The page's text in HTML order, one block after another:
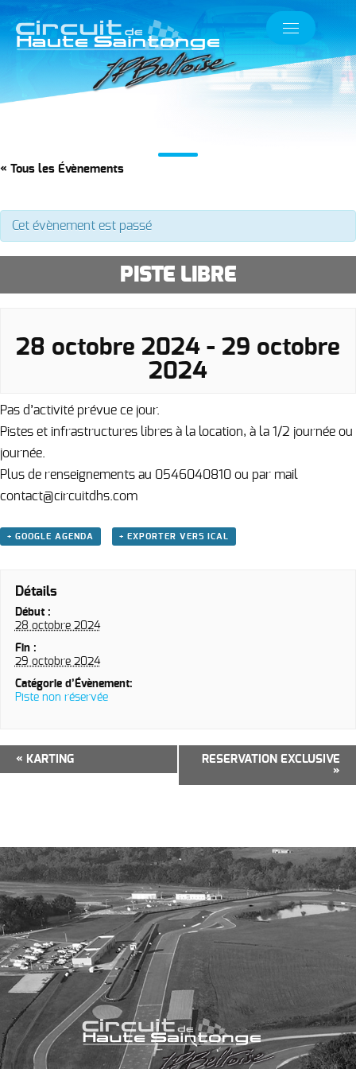
« Tous les Évènements
Cet évènement est passé
PISTE LIBRE
28 octobre 2024 - 29 octobre
2024
Pas d’activité prévue ce jour.
Pistes et infrastructures libres à la location, à la 1/2 journée ou
journée.
Plus de renseignements au 0546040810 ou par mail
contact@circuitdhs.com
+ GOOGLE AGENDA + EXPORTER VERS ICAL
Détails
Début :
28 octobre 2024
Fin :
29 octobre 2024
Catégorie d’Évènement:
Piste non réservée
Navigation
Évènement
« KARTING
RESERVATION EXCLUSIVE
»